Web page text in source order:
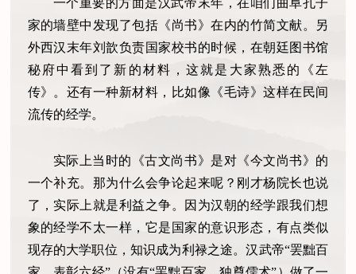
家的墙壁中发现了包括《尚书》在内的竹简文献。另
外西汉末年刘歆负责国家校书的时候，在朝廷图书馆
秘府中看到了新的材料，这就是大家熟悉的《左
传》。还有一种新材料，比如像《毛诗》这样在民间
流传的经学。
实际上当时的《古文尚书》是对《今文尚书》的
一个补充。那为什么会争论起来呢？刚才杨院长也说
了，实际上就是利益之争。因为汉朝的经学跟我们想
象的经学不太一样，它是国家的意识形态，有点类似
现存的大学职位，知识成为利禄之途。汉武帝“罢黜百